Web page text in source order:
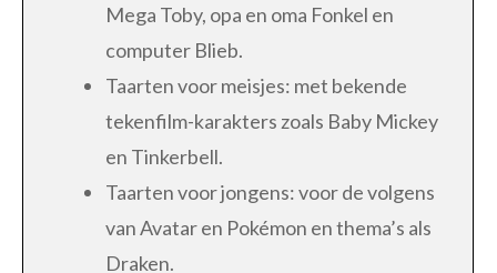
Mega Toby, opa en oma Fonkel en
computer Blieb.
Taarten voor meisjes: met bekende
tekenfilm-karakters zoals Baby Mickey
en Tinkerbell.
Taarten voor jongens: voor de volgens
van Avatar en Pokémon en thema’s als
Draken.